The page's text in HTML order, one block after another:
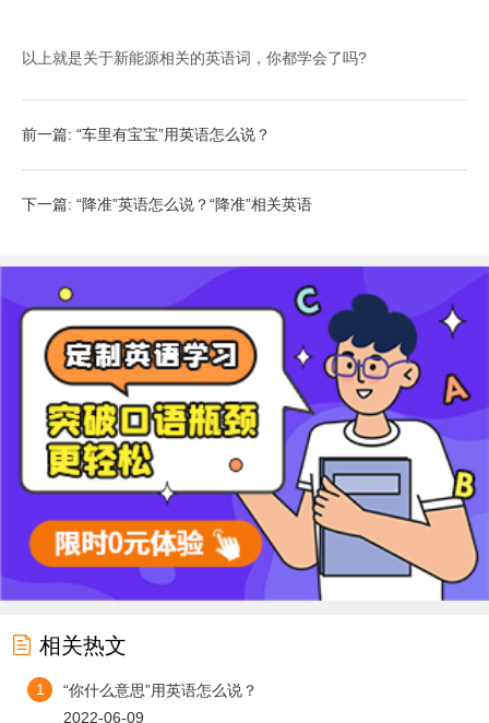
以上就是关于新能源相关的英语词，你都学会了吗?
前一篇: “车里有宝宝”用英语怎么说？
下一篇: “降准”英语怎么说？“降准”相关英语
 相关热文
1
“你什么意思”用英语怎么说？
2022-06-09